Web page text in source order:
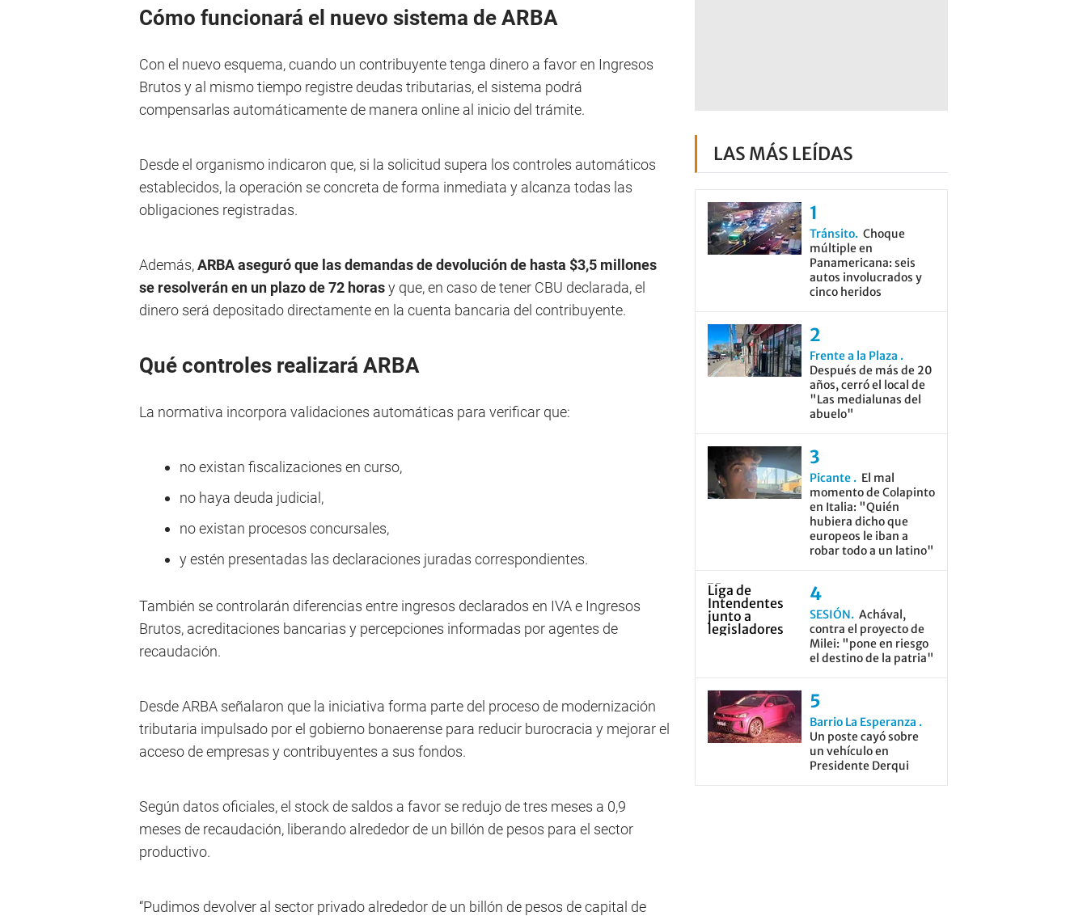
Cómo funcionará el nuevo sistema de ARBA
Con el nuevo esquema, cuando un contribuyente tenga dinero a favor en Ingresos
Brutos y al mismo tiempo registre deudas tributarias, el sistema podrá
compensarlas automáticamente de manera online al inicio del trámite.
Desde el organismo indicaron que, si la solicitud supera los controles automáticos
establecidos, la operación se concreta de forma inmediata y alcanza todas las
obligaciones registradas.
Además,ARBA aseguró que las demandas de devolución de hasta $3,5 millones
se resolverán en un plazo de 72 horasy que, en caso de tener CBU declarada, el
dinero será depositado directamente en la cuenta bancaria del contribuyente.
Qué controles realizará ARBA
La normativa incorpora validaciones automáticas para verificar que:
no existan fiscalizaciones en curso,
no haya deuda judicial,
no existan procesos concursales,
y estén presentadas las declaraciones juradas correspondientes.
También se controlarán diferencias entre ingresos declarados en IVA e Ingresos
Brutos, acreditaciones bancarias y percepciones informadas por agentes de
recaudación.
Desde ARBA señalaron que la iniciativa forma parte del proceso de modernización
tributaria impulsado por el gobierno bonaerense para reducir burocracia y mejorar el
acceso de empresas y contribuyentes a sus fondos.
Según datos oficiales, el stock de saldos a favor se redujo de tres meses a 0,9
meses de recaudación, liberando alrededor de un billón de pesos para el sector
productivo.
“Pudimos devolver al sector privado alrededor de un billón de pesos de capital de
LAS MÁS LEÍDAS
Tránsito Choque
múltiple en
Panamericana: seis
autos involucrados y
cinco heridos
Frente a la Plaza
Después de más de 20
años, cerró el local de
"Las medialunas del
abuelo"
Picante
El mal
momento de Colapinto
en Italia: "Quién
hubiera dicho que
europeos le iban a
robar todo a un latino"
SESIÓN
Achával,
contra el proyecto de
Milei: "pone en riesgo
el destino de la patria"
Barrio La Esperanza
Un poste cayó sobre
un vehículo en
Presidente Derqui